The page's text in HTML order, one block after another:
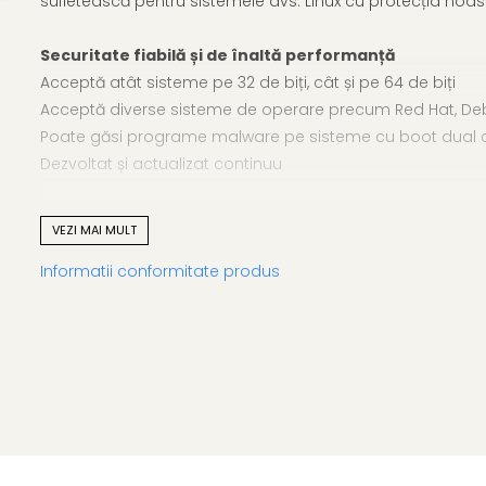
Securitate fiabilă și de înaltă performanță
Acceptă atât sisteme pe 32 de biți, cât și pe 64 de biți
Acceptă diverse sisteme de operare precum Red Hat,
Poate găsi programe malware pe sisteme cu boot dual
Dezvoltat și actualizat continuu
Securitate Linux pentru afaceri
Păstrați-vă sistemele Linux protejate cu soluția noastră
și accelerează stațiile de lucru prin protejarea fișierelor
VEZI MAI MULT
Informatii conformitate produs